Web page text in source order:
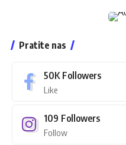
Pratite nas
50K Followers
Like
109 Followers
Follow